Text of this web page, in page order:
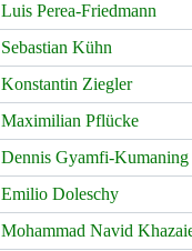
Luis Perea-Friedmann
Sebastian Kühn
Konstantin Ziegler
Maximilian Pflücke
Dennis Gyamfi-Kumaning
Emilio Doleschy
Mohammad Navid